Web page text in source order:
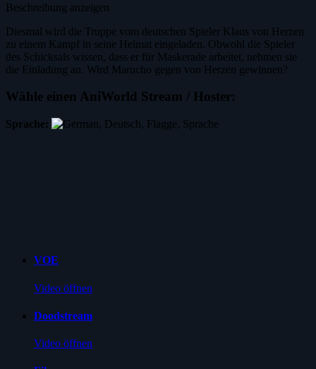
Beschreibung anzeigen
Diesmal wird die Truppe vom deutschen Spieler Klaus von Herzen
zu einem Kampf in seine Heimat eingeladen. Obwohl die Spieler
des Schicksals wissen, dass er für Maskerade arbeitet, nehmen sie
die Einladung an. Wird Marucho gegen von Herzen gewinnen?
Wähle einen AniWorld Stream / Hoster:
Sprache:
VOE
Video öffnen
Doodstream
Video öffnen